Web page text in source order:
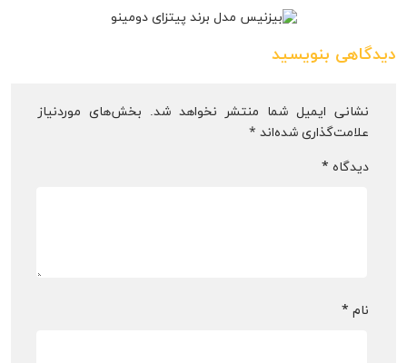
دیدگاهی بنویسید
نشانی ایمیل شما منتشر نخواهد شد. بخش‌های موردنیاز
علامت‌گذاری شده‌اند *
دیدگاه *
نام *